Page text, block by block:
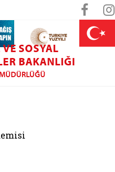
açılır)
Yılı (yeni sekmede açılır)
Darülaceze bağış sayfası (yeni
SOSYAL
BAKANLIĞI